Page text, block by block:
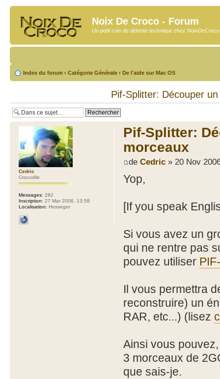
Noix De Croco - Forum
Un petit coin de détente technique chez
Index du forum ‹ Catégorie Générale ‹ De l'aide sur Mac OS
Pif-Splitter: Découper
Pif-Splitter:
morceaux
de Cedric» 20 Nov
Yop,
[If you speak
Si vous avez un
qui ne rentre pas
pouvez utiliser
Il vous permettra
reconstruire) un
RAR, etc...) (lisez
Ainsi vous
3 morceaux de
que sais-je.
Cedric
Crocodile
Messages: 282
Inscription: 27 Mar 2006, 13:58
Localisation: Hossegor